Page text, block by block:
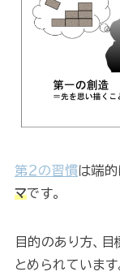
第２の習慣は端的
マです。
目的のあり方、
とめられています